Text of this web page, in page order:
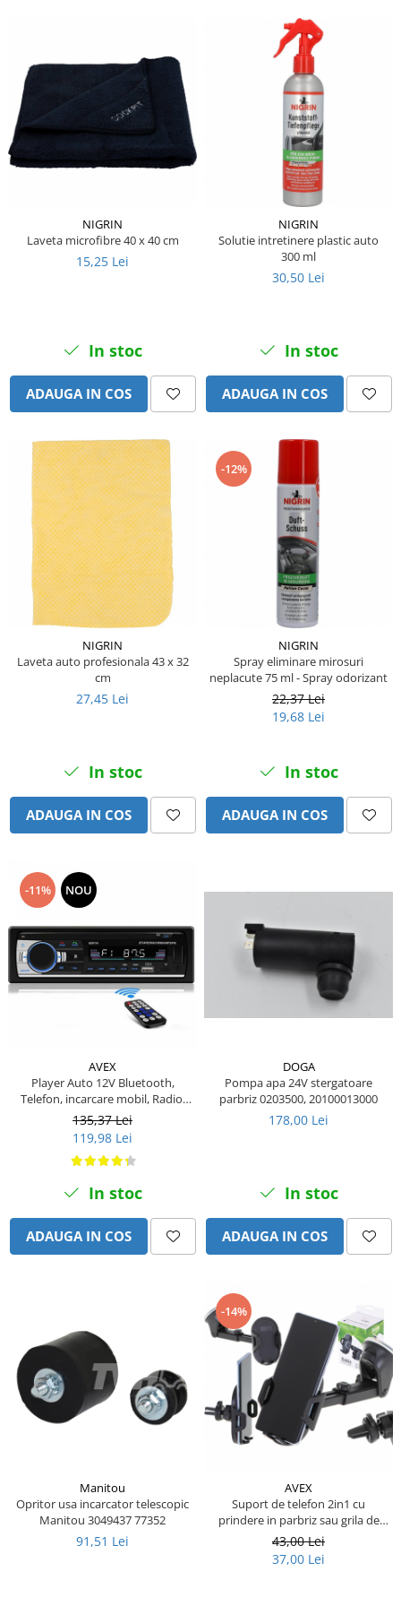
Piese Marks
Piese Matrot
Piese Pazzaglia
Piese Soilmec
Piese Leiber
Piese Giant
Piese Mecalac
Piese Mast
Piese Lissmac
Piese Heli
Piese Bourgouin
Piese Mosa
Piese Albaret
Piese Welte
Piese Schwind
Piese Schopf
Piese Rotair
Piese Porthos
Piese Mahler
Piese Kohler
Kassbohrer
Piese Caruelle
Piese Tecnoma
Piese Multicar
Piese Eder
Piese Schliesing
Piese Palfinger
Piese Orteco
Piese Guldner
Piese Fini
Piese Eschlboeck
Piese Busch
Piese Wulff
Piese Schiltrac
Piese Isuzu
Piese Ostler
Piese Rapid
Piese Bottarini
NIGRIN
Laveta microfibre 40 x 40 cm
15,25 Lei
In stoc
ADAUGA IN COS
NIGRIN
Solutie intretinere plastic auto
300 ml
30,50 Lei
In stoc
ADAUGA IN COS
NIGRIN
Laveta auto profesionala 43 x 32
cm
27,45 Lei
In stoc
ADAUGA IN COS
-12%
NIGRIN
Spray eliminare mirosuri
neplacute 75 ml - Spray odorizant
22,37 Lei
19,68 Lei
In stoc
ADAUGA IN COS
-11% NOU
AVEX
Player Auto 12V Bluetooth,
Telefon, incarcare mobil, Radio,
MP3, AUX, Card MicroSD,
Telecomanda , 4x60W
135,37 Lei
119,98 Lei
In stoc
ADAUGA IN COS
DOGA
Pompa apa 24V stergatoare
parbriz 0203500, 20100013000
178,00 Lei
In stoc
ADAUGA IN COS
Manitou
Opritor usa incarcator telescopic
Manitou 3049437 77352
91,51 Lei
-14%
AVEX
Suport de telefon 2in1 cu
prindere in parbriz sau grila de
ventilatie
43,00 Lei
37,00 Lei